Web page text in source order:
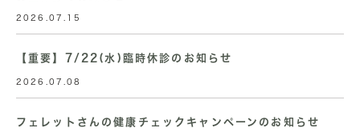
2026.07.15
【重要】7/22(水)臨時休診のお知らせ
2026.07.08
フェレットさんの健康チェックキャンペーンのお知らせ